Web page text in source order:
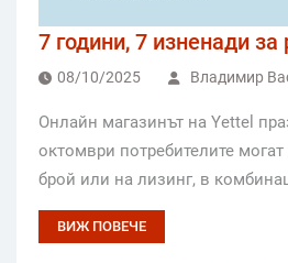
7 години, 7 изненади
08/10/2025 Владимир
Онлайн магазинът на Yettel
октомври потребителите
брой или на лизинг, в
ВИЖ ПОВЕЧЕ